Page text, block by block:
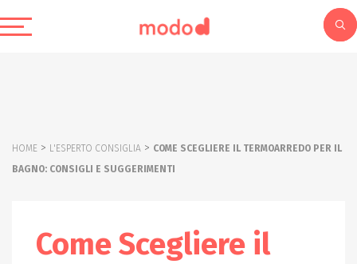
HOME > L'ESPERTO CONSIGLIA > COME SCEGLIERE IL TERMOARREDO PER IL
BAGNO: CONSIGLI E SUGGERIMENTI
Come Scegliere il